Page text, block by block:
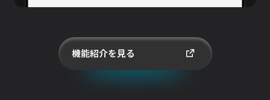
機能紹介を見る